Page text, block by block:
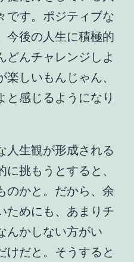
です。ポジティブな
今後の人生に積極的
どんチャレンジしよ
しいもんじゃん、
と感じるようになり
人生観が形成される
挑もうとすると、
のかと。だから、余
ためにも、あまりチ
んかしない方がい
けだと。そうすると